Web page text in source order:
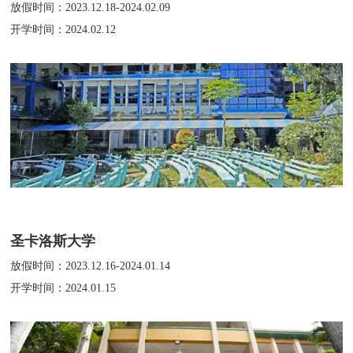
放假时间：2023.12.18-2024.02.09
开学时间：2024.02.12
圣卡洛斯大学
放假时间：2023.12.16-2024.01.14
开学时间：2024.01.15